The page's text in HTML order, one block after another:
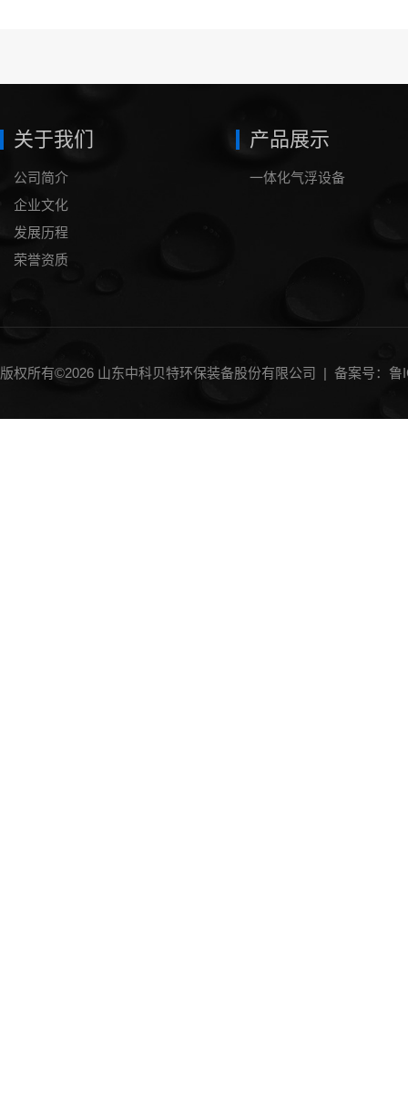
关于我们
公司简介
企业文化
发展历程
荣誉资质
产品展示
一体化气浮设备
版权所有©2026 山东中科贝特环保装备股份有限公司 | 备案号：鲁